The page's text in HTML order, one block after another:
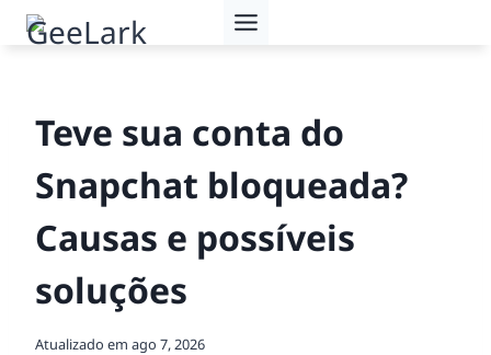
Pular
para
Teve sua conta do
Snapchat bloqueada?
Causas e possíveis
soluções
Atualizado em ago 7, 2026